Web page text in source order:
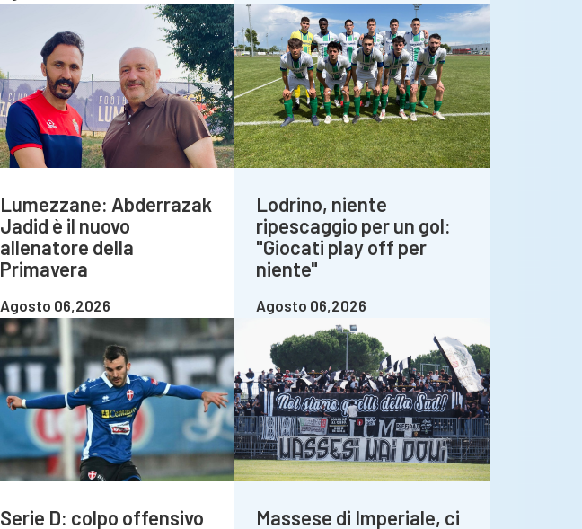
Lumezzane: Abderrazak
Jadid è il nuovo
allenatore della
Primavera
Agosto 06,2026
Lodrino, niente
ripescaggio per un gol:
"Giocati play off per
niente"
Agosto 06,2026
Serie D: colpo offensivo
Massese di Imperiale, ci